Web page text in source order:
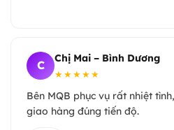
C
Chị Mai – Bình Dương
★★★★★
Bên MQB phục vụ rất nhiệt
giao hàng đúng tiến độ.